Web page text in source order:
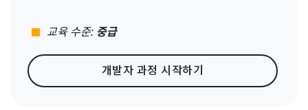
stop 교육 수준: 중급
개발자 과정 시작하기